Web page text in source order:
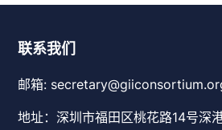
联系我们
邮箱:
地址：深圳市福田区桃花路14号深